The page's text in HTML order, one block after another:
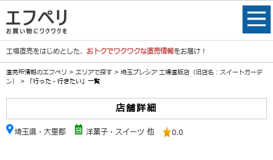
工場直売をはじめとした、 おトクでワクワクな直売情報をお届け！
直売所情報のエフペリ > エリアで探す > 埼玉プレシア 工場直販店（旧店名：スイートガーデ
ン）
> 「行った・行きたい」一覧
店舗詳細
埼玉県・大里郡 洋菓子・スイーツ 他 0.0